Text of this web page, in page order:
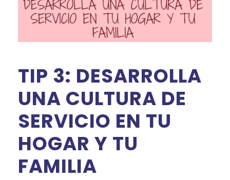
TIP 3: DESARROLLA
UNA CULTURA DE
SERVICIO EN TU
HOGAR Y TU
FAMILIA